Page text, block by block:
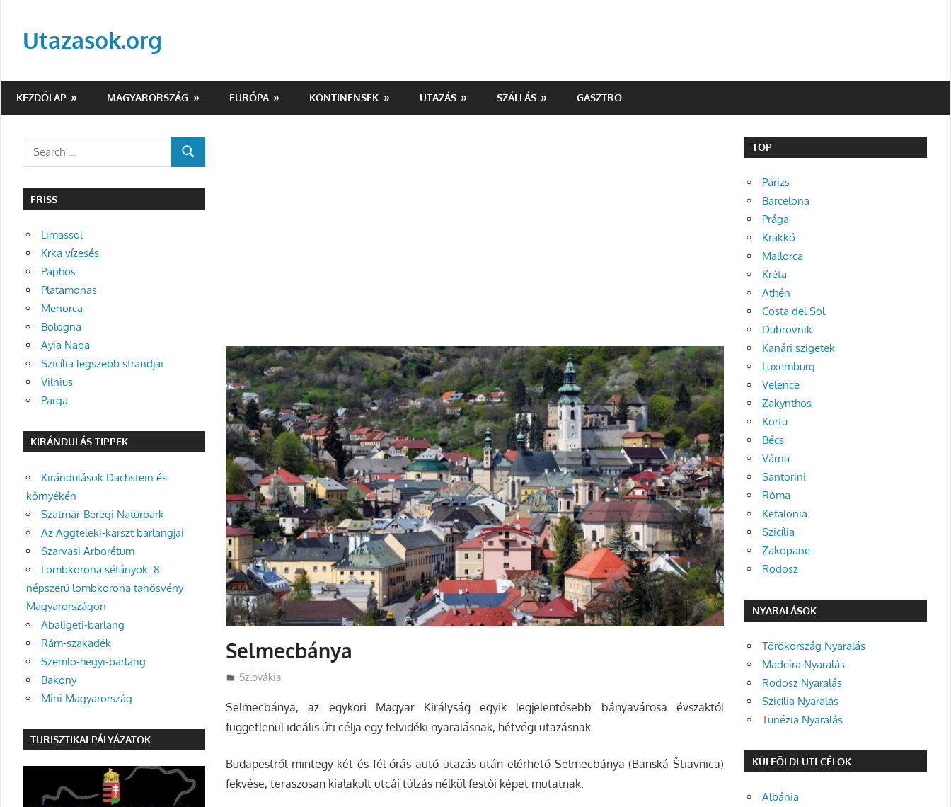
contentUtazasok.org
KEZDŐLAP MAGYARORSZÁG EURÓPA KONTINENSEK UTAZÁS SZÁLLÁS GASZTRO
Selmecbánya
Utazasok.org
Szlovákia
Selmecbánya, az egykori Magyar Királyság egyik legjelentősebb bányavárosa évszaktól
függetlenül ideális úti célja egy felvidéki nyaralásnak, hétvégi utazásnak.
Budapestről mintegy két és fél órás autó utazás után elérhető Selmecbánya (Banská Štiavnica)
fekvése, teraszosan kialakult utcái túlzás nélkül festői képet mutatnak.
SEARCH
FRISS
Limassol
Krka vízesés
Paphos
Platamonas
Menorca
Bologna
Ayia Napa
Szicília legszebb strandjai
Vilnius
Parga
KIRÁNDULÁS TIPPEK
Kirándulások Dachstein és
környékén
Szatmár-Beregi Natúrpark
Az Aggteleki-karszt barlangjai
Szarvasi Arborétum
Lombkorona sétányok: 8
népszerű lombkorona tanösvény
Magyarországon
Abaligeti-barlang
Rám-szakadék
Szemlő-hegyi-barlang
Bakony
Mini Magyarország
TURISZTIKAI PÁLYÁZATOK
TOP
Párizs
Barcelona
Prága
Krakkó
Mallorca
Kréta
Athén
Costa del Sol
Dubrovnik
Kanári szigetek
Luxemburg
Velence
Zakynthos
Korfu
Bécs
Várna
Santorini
Róma
Kefalonia
Szicília
Zakopane
Rodosz
NYARALÁSOK
Törökország Nyaralás
Madeira Nyaralás
Rodosz Nyaralás
Szicília Nyaralás
Tunézia Nyaralás
KÜLFÖLDI UTI CÉLOK
Albánia